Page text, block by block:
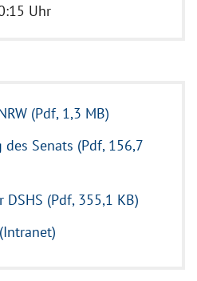
Uhr
(Pdf, 1,3 MB)
Senats (Pdf, 156,7
(Pdf, 355,1 KB)